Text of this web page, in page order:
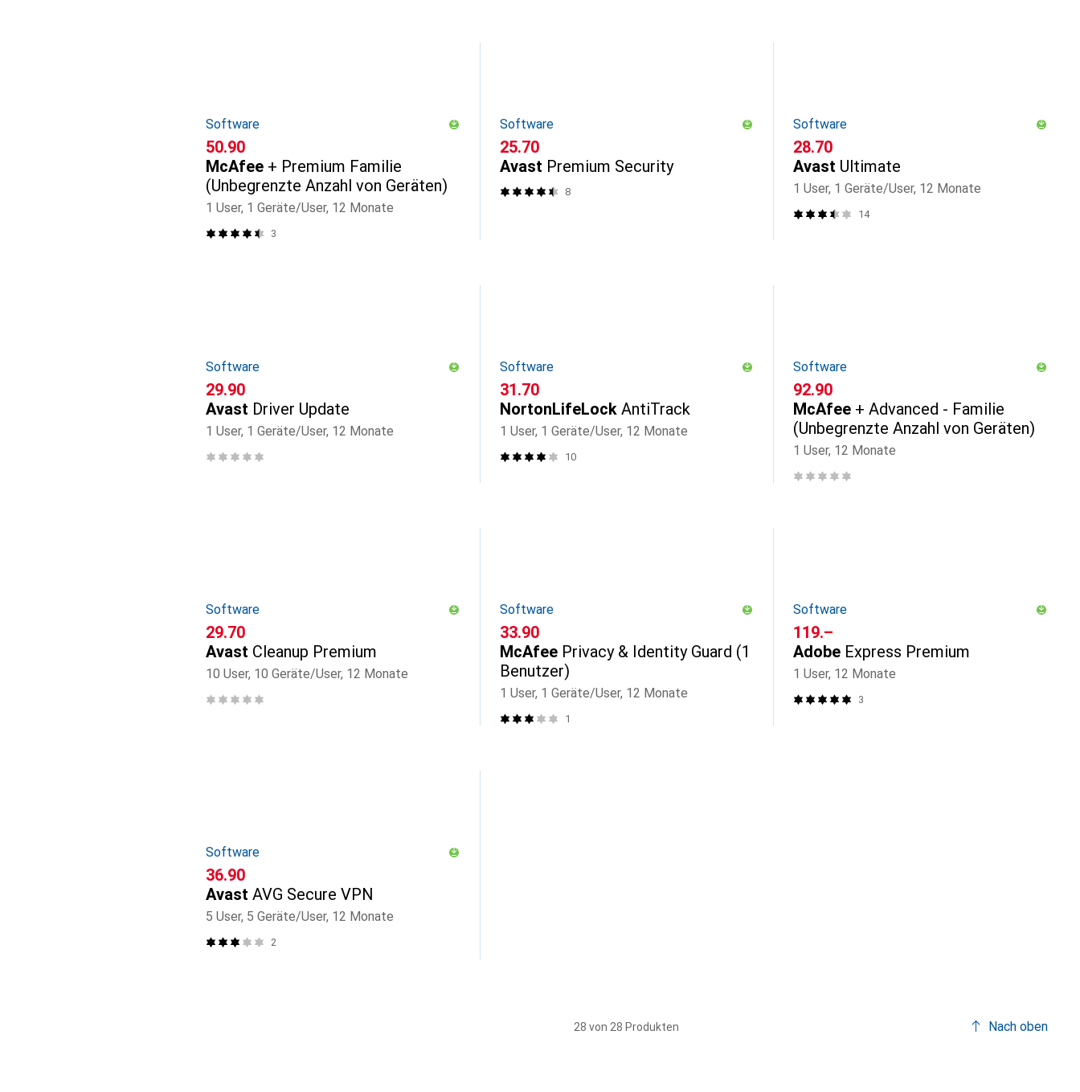
Software
CHF
50.90
McAfee + Premium Familie
(Unbegrenzte Anzahl von Geräten)
1 User, 1 Geräte/User, 12 Monate
3
Software
CHF
25.70
Avast Premium Security
8
Software
CHF
28.70
Avast Ultimate
1 User, 1 Geräte/User, 12 Monate
14
Software
CHF
29.90
Avast Driver Update
1 User, 1 Geräte/User, 12 Monate
Software
CHF
31.70
NortonLifeLock AntiTrack
1 User, 1 Geräte/User, 12 Monate
10
Software
CHF
92.90
McAfee + Advanced - Familie
(Unbegrenzte Anzahl von Geräten)
1 User, 12 Monate
Software
CHF
29.70
Avast Cleanup Premium
10 User, 10 Geräte/User, 12 Monate
Software
CHF
33.90
McAfee Privacy & Identity Guard (1
Benutzer)
1 User, 1 Geräte/User, 12 Monate
1
Software
CHF
119.–
Adobe Express Premium
1 User, 12 Monate
3
Software
CHF
36.90
Avast AVG Secure VPN
5 User, 5 Geräte/User, 12 Monate
2
28 von 28 Produkten Nach oben